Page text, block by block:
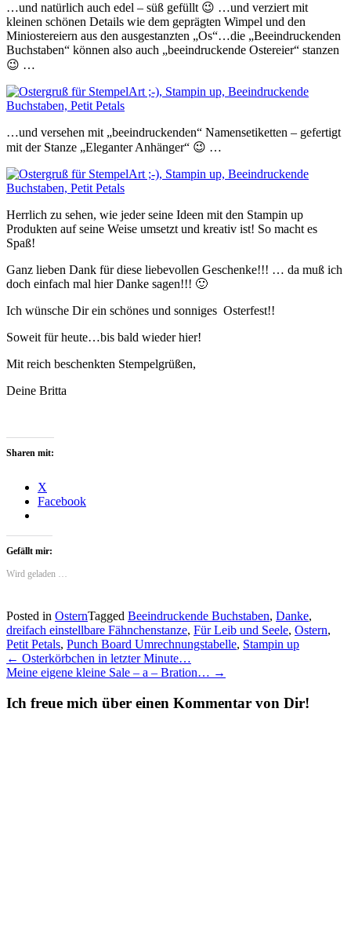
…und natürlich auch edel – süß gefüllt 😉 …und verziert mit
kleinen schönen Details wie dem geprägten Wimpel und den
Miniostereiern aus den ausgestanzten „Os“…die „Beeindruckenden
Buchstaben“ können also auch „beeindruckende Ostereier“ stanzen
😉 …
…und versehen mit „beeindruckenden“ Namensetiketten – gefertigt
mit der Stanze „Eleganter Anhänger“ 😉 …
Herrlich zu sehen, wie jeder seine Ideen mit den Stampin up
Produkten auf seine Weise umsetzt und kreativ ist! So macht es
Spaß!
Ganz lieben Dank für diese liebevollen Geschenke!!! … da muß ich
doch einfach mal hier Danke sagen!!! 🙂
Ich wünsche Dir ein schönes und sonniges Osterfest!!
Soweit für heute…bis bald wieder hier!
Mit reich beschenkten Stempelgrüßen,
Deine Britta
Sharen mit:
X
Facebook
Gefällt mir:
Wird geladen …
Posted in OsternTagged Beeindruckende Buchstaben, Danke,
dreifach einstellbare Fähnchenstanze, Für Leib und Seele, Ostern,
Petit Petals, Punch Board Umrechnungstabelle, Stampin up
Post
navigation
← Osterkörbchen in letzter Minute…
Meine eigene kleine Sale – a – Bration… →
Ich freue mich über einen Kommentar von Dir!